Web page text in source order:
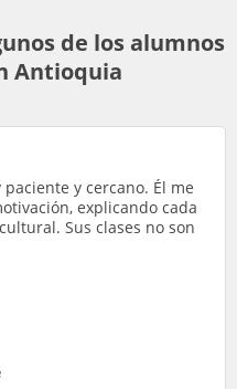
de los alumnos
Antioquia
y cercano. Él me
explicando cada
Sus clases no son